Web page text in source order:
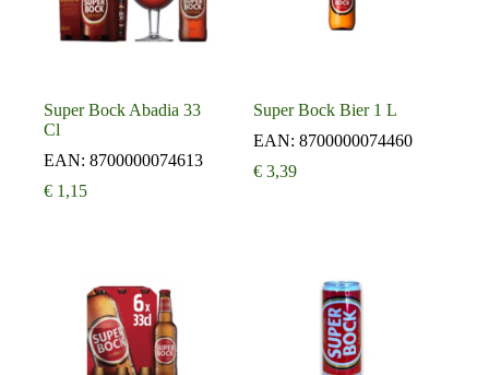
Super Bock Abadia 33
Cl
EAN: 8700000074613
€ 1,15
Super Bock Bier 1 L
EAN:8700000074460
€ 3,39